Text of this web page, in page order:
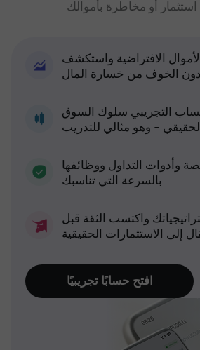
أو مخاطرة بأموالك
الافتراضية واستكشف
الخوف من خسارة المال
التجريبي سلوك السوق
الحقيقي - وهو مثالي للتدريب
وأدوات التداول ووظائفها
بالسرعة التي تناسبك
واكتسب الثقة قبل
إلى الاستثمارات الحقيقية
افتح حسابًا تجريبيًا